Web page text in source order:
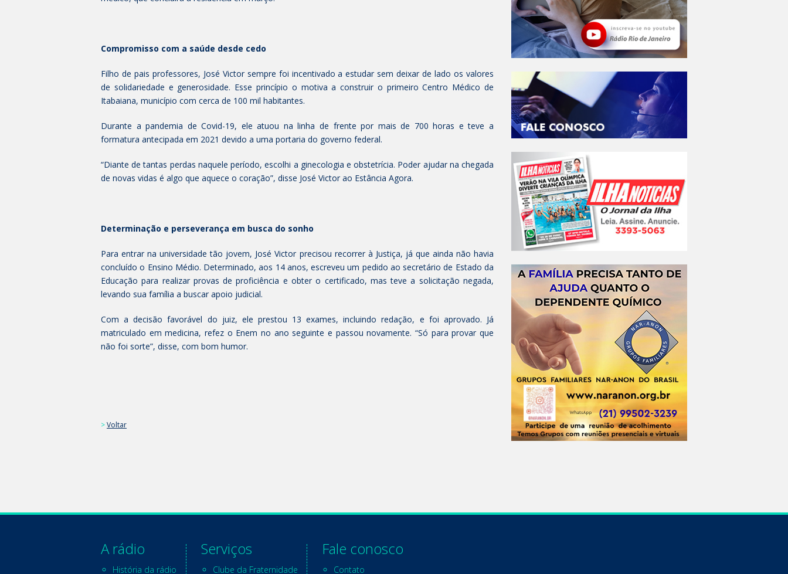
Compromisso com a saúde desde cedo
Filho de pais professores, José Victor sempre foi incentivado a estudar sem deixar de lado os valores
de solidariedade e generosidade. Esse princípio o motiva a construir o primeiro Centro Médico de
Itabaiana, município com cerca de 100 mil habitantes.
Durante a pandemia de Covid-19, ele atuou na linha de frente por mais de 700 horas e teve a
formatura antecipada em 2021 devido a uma portaria do governo federal.
“Diante de tantas perdas naquele período, escolhi a ginecologia e obstetrícia. Poder ajudar na chegada
de novas vidas é algo que aquece o coração”, disse José Victor ao Estância Agora.
Determinação e perseverança em busca do sonho
Para entrar na universidade tão jovem, José Victor precisou recorrer à Justiça, já que ainda não havia
concluído o Ensino Médio. Determinado, aos 14 anos, escreveu um pedido ao secretário de Estado da
Educação para realizar provas de proficiência e obter o certificado, mas teve a solicitação negada,
levando sua família a buscar apoio judicial.
Com a decisão favorável do juiz, ele prestou 13 exames, incluindo redação, e foi aprovado. Já
matriculado em medicina, refez o Enem no ano seguinte e passou novamente. “Só para provar que
não foi sorte”, disse, com bom humor.
>Voltar
A rádio
História da rádio
Serviços
Clube da Fraternidade
Fale conosco
Contato